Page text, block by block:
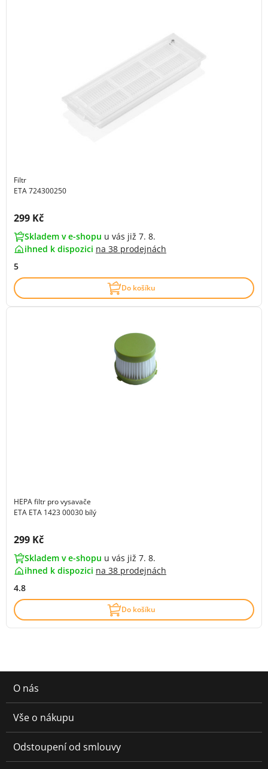
Filtr
ETA 724300250
Cena s DPH:
299 Kč
Skladem v e-shopu u vás již 7. 8.
ihned k dispozici na 38 prodejnách
5
Do košíku
HEPA filtr pro vysavače
ETA ETA 1423 00030 bílý
Cena s DPH:
299 Kč
Skladem v e-shopu u vás již 7. 8.
ihned k dispozici na 38 prodejnách
4.8
Do košíku
O nás
Vše o nákupu
Odstoupení od smlouvy